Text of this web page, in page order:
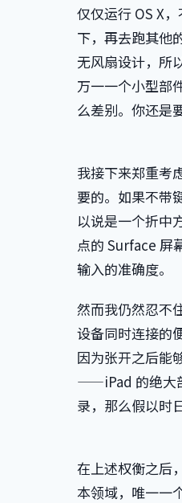
仅仅运行 OS X
下，再去跑其他
无风扇设计，所
万一一个小型部
么差别。你还是
我接下来郑重考
要的。如果不带
以说是一个折中
点的 Surface 屏
输入的准确度。
然而我仍然忍不
设备同时连接的
因为张开之后能
——iPad 的绝大
录，那么假以时
在上述权衡之后
本领域，唯一一